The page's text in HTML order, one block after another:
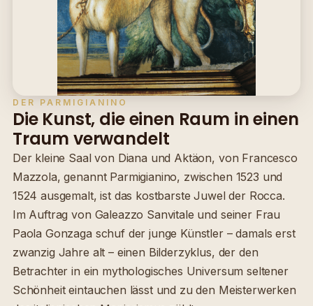
DER PARMIGIANINO
Die Kunst, die einen Raum in einen
Traum verwandelt
Der kleine Saal von Diana und Aktäon, von Francesco
Mazzola, genannt Parmigianino, zwischen 1523 und
1524 ausgemalt, ist das kostbarste Juwel der Rocca.
Im Auftrag von Galeazzo Sanvitale und seiner Frau
Paola Gonzaga schuf der junge Künstler – damals erst
zwanzig Jahre alt – einen Bilderzyklus, der den
Betrachter in ein mythologisches Universum seltener
Schönheit eintauchen lässt und zu den Meisterwerken